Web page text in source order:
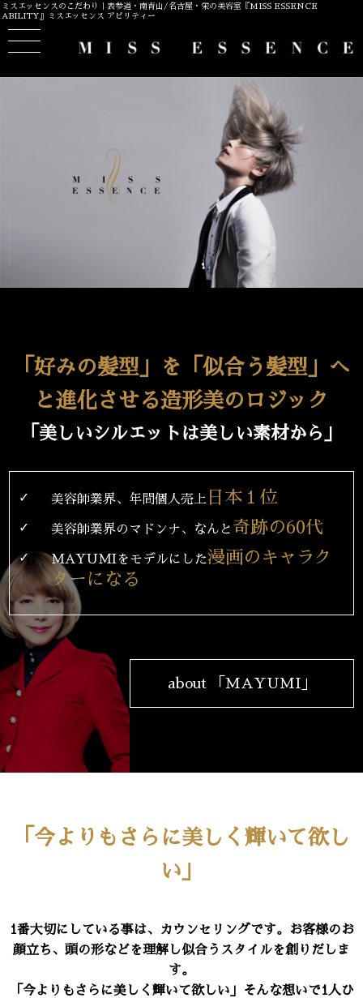
ミスエッセンスのこだわり｜表参道・南青山/名古屋・栄の美容室『MISS ESSENCE
ABILITY』ミスエッセンス アビリティー
「好みの髪型」を「似合う髪型」へ
と進化させる造形美のロジック
「美しいシルエットは美しい素材から」
✓ 美容師業界、年間個人売上 日本１位
✓ 美容師業界のマドンナ、なんと 奇跡の60代
✓ MAYUMIをモデルにした漫画のキャラク
ターになる
about 「MAYUMI」
「今よりもさらに美しく輝いて欲し
い」
1番大切にしている事は、カウンセリングです。お客様のお
顔立ち、頭の形などを理解し似合うスタイルを創りだしま
す。
「今よりもさらに美しく輝いて欲しい」そんな想いで1人ひ